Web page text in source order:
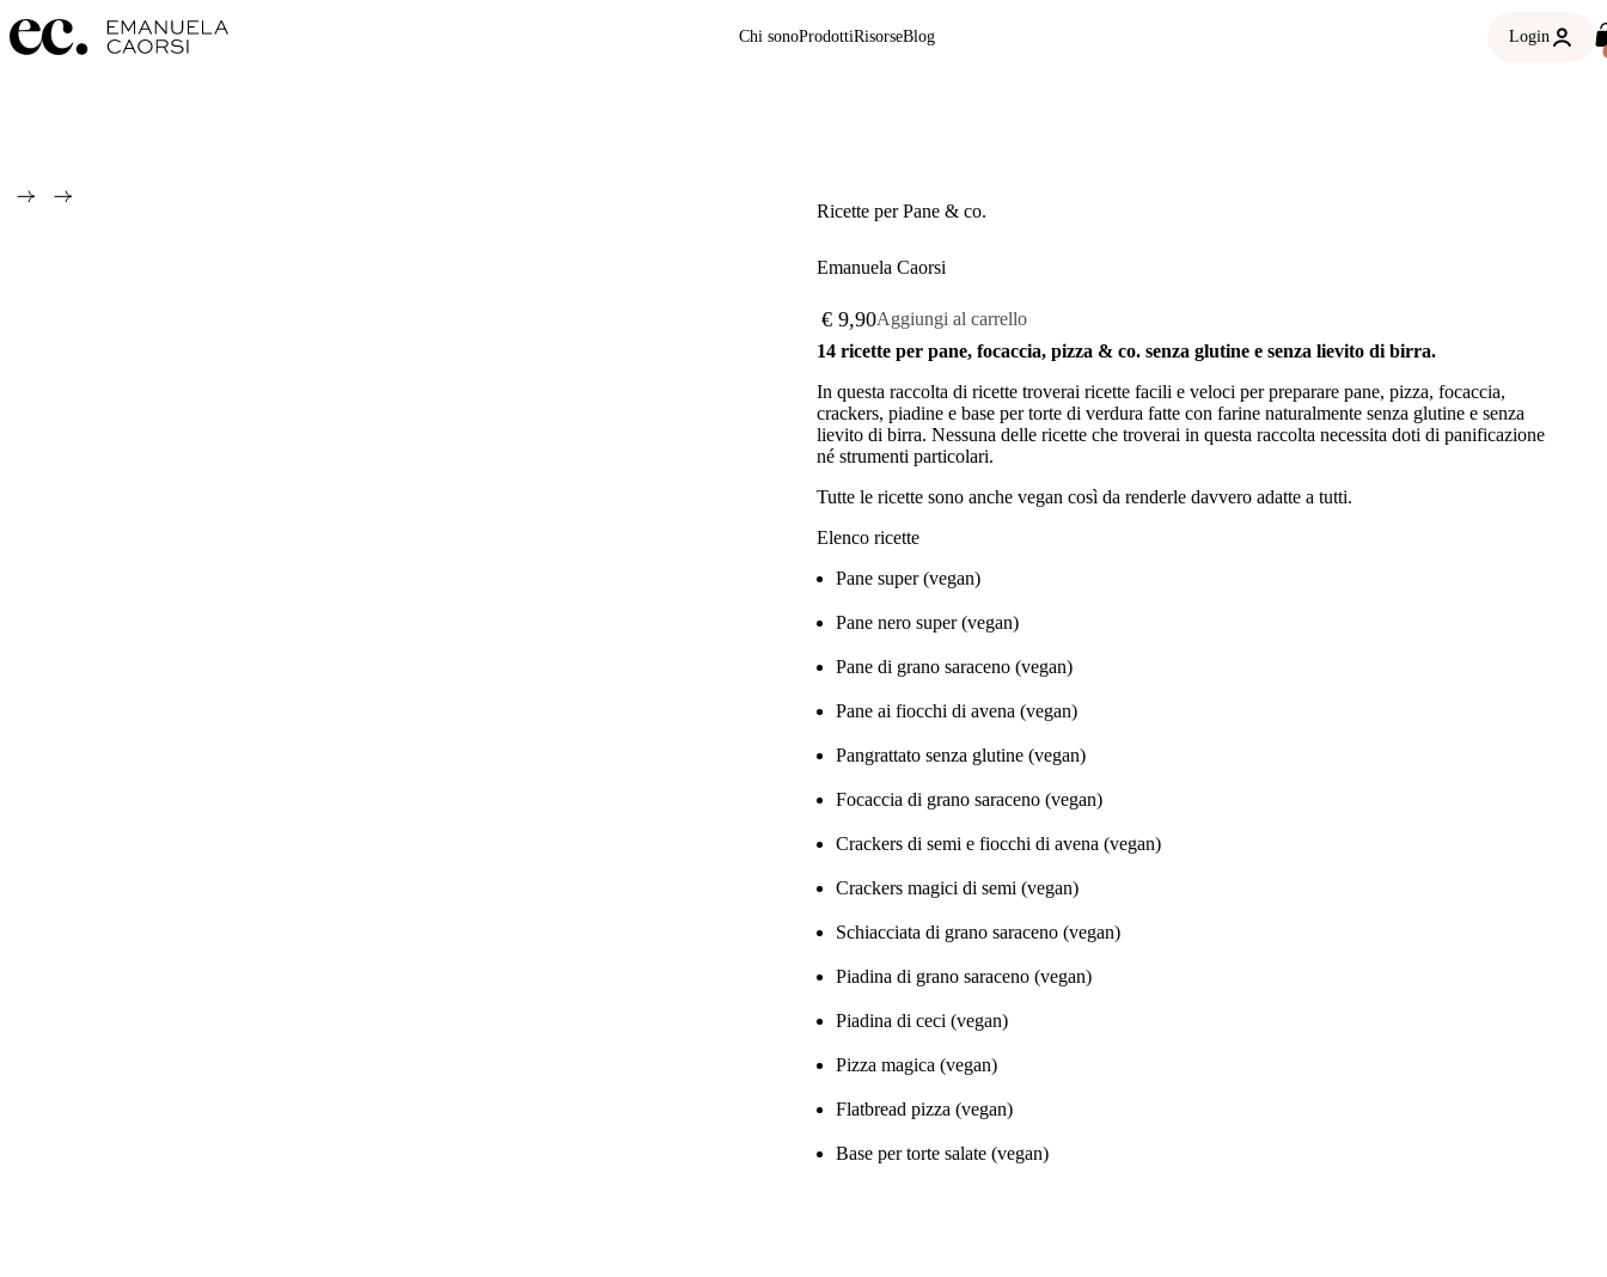
Chi sonoProdottiRisorseBlog Login
Ricette per Pane & co.
Emanuela Caorsi
€ 9,90Aggiungi al carrello
14 ricette per pane, focaccia, pizza & co. senza glutine e senza lievito di birra.
In questa raccolta di ricette troverai ricette facili e veloci per preparare pane, pizza, focaccia,
crackers, piadine e base per torte di verdura fatte con farine naturalmente senza glutine e senza
lievito di birra. Nessuna delle ricette che troverai in questa raccolta necessita doti di panificazione
né strumenti particolari.
Tutte le ricette sono anche vegan così da renderle davvero adatte a tutti.
Elenco ricette
Pane super (vegan)
Pane nero super (vegan)
Pane di grano saraceno (vegan)
Pane ai fiocchi di avena (vegan)
Pangrattato senza glutine (vegan)
Focaccia di grano saraceno (vegan)
Crackers di semi e fiocchi di avena (vegan)
Crackers magici di semi (vegan)
Schiacciata di grano saraceno (vegan)
Piadina di grano saraceno (vegan)
Piadina di ceci (vegan)
Pizza magica (vegan)
Flatbread pizza (vegan)
Base per torte salate (vegan)